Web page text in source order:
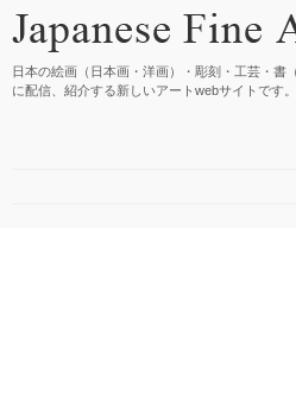
日本の絵画（日本画・洋画）・彫刻・工芸・書
に配信、紹介する新しいアートwebサイトです。